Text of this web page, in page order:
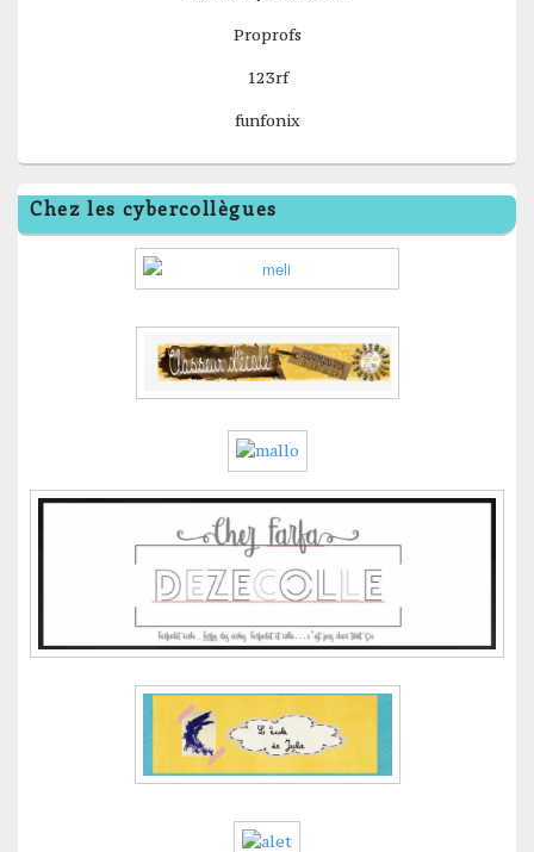
Proprofs
123rf
funfonix
Chez les cybercollègues